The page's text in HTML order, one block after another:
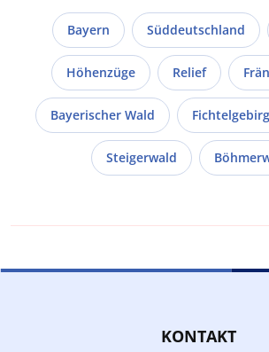
Bayern Süddeutschland
Höhenzüge Relief
Bayerischer Wald
Steigerwald
KONTAKT